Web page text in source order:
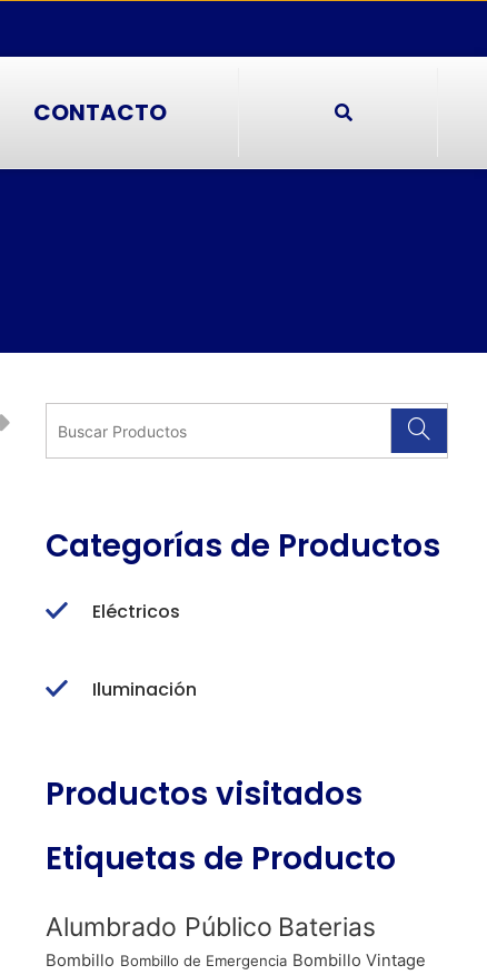
CONTACTO
Categorías de Productos
Eléctricos
Iluminación
Productos visitados
Etiquetas de Producto
Alumbrado Público Baterias
Bombillo Bombillo de Emergencia Bombillo Vintage